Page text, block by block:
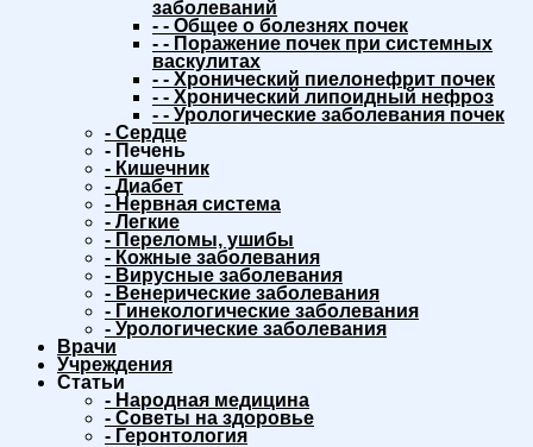
заболеваний
- - Общее о болезнях почек
- - Поражение почек при системных
васкулитах
- - Хронический пиелонефрит почек
- - Хронический липоидный нефроз
- - Урологические заболевания почек
- Сердце
- Печень
- Кишечник
- Диабет
- Нервная система
- Легкие
- Переломы, ушибы
- Кожные заболевания
- Вирусные заболевания
- Венерические заболевания
- Гинекологические заболевания
- Урологические заболевания
Врачи
Учреждения
Статьи
- Народная медицина
- Советы на здоровье
- Геронтология